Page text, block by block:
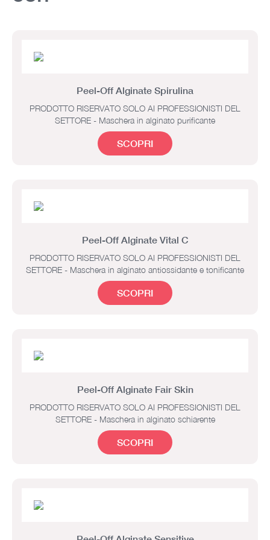
Peel-Off Alginate Spirulina
PRODOTTO RISERVATO SOLO AI PROFESSIONISTI DEL
SETTORE - Maschera in alginato purificante
SCOPRI
Peel-Off Alginate Vital C
PRODOTTO RISERVATO SOLO AI PROFESSIONISTI DEL
SETTORE - Maschera in alginato antiossidante e tonificante
SCOPRI
Peel-Off Alginate Fair Skin
PRODOTTO RISERVATO SOLO AI PROFESSIONISTI DEL
SETTORE - Maschera in alginato schiarente
SCOPRI